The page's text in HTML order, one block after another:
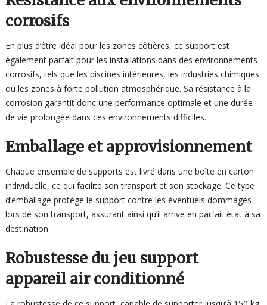
corrosifs
En plus d’être idéal pour les zones côtières, ce support est
également parfait pour les installations dans des environnements
corrosifs, tels que les piscines intérieures, les industries chimiques
ou les zones à forte pollution atmosphérique. Sa résistance à la
corrosion garantit donc une performance optimale et une durée
de vie prolongée dans ces environnements difficiles.
Emballage et approvisionnement
Chaque ensemble de supports est livré dans une boîte en carton
individuelle, ce qui facilite son transport et son stockage. Ce type
d’emballage protège le support contre les éventuels dommages
lors de son transport, assurant ainsi qu’il arrive en parfait état à sa
destination.
Robustesse du jeu support
appareil air conditionné